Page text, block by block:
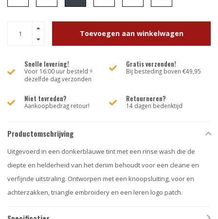
Toevoegen aan winkelwagen
Snelle levering!
Voor 16:00 uur besteld =
dezelfde dag verzonden
Gratis verzenden!
Bij besteding boven €49,95
Niet tevreden?
Aankoopbedrag retour!
Retourneren?
14 dagen bedenktijd
Productomschrijving
Uitgevoerd in een donkerblauwe tint met een rinse wash die de
diepte en helderheid van het denim behoudt voor een cleane en
verfijnde uitstraling. Ontworpen met een knoopsluiting, voor en
achterzakken, triangle embroidery en een leren logo patch.